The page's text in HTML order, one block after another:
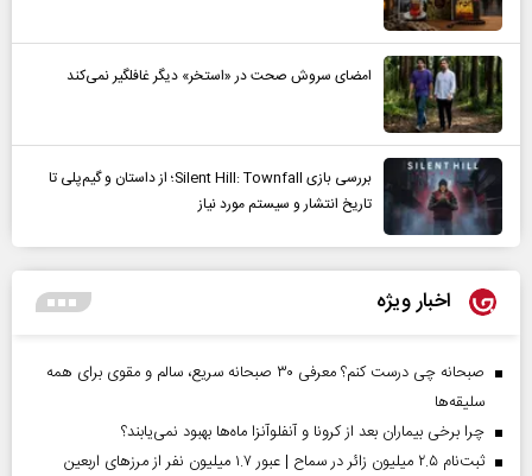
امضای سروش صحت در «استخر» دیگر غافلگیر نمی‌کند
بررسی بازی Silent Hill: Townfall؛ از داستان و گیم‌پلی تا
تاریخ انتشار و سیستم مورد نیاز
اخبار ویژه
صبحانه چی درست کنم؟ معرفی ۳۰ صبحانه سریع، سالم و مقوی برای همه
سلیقه‌ها
چرا برخی بیماران بعد از کرونا و آنفلوآنزا ماه‌ها بهبود نمی‌یابند؟
ثبت‌نام ۲.۵ میلیون زائر در سماح | عبور ۱.۷ میلیون نفر از مرز‌های اربعین